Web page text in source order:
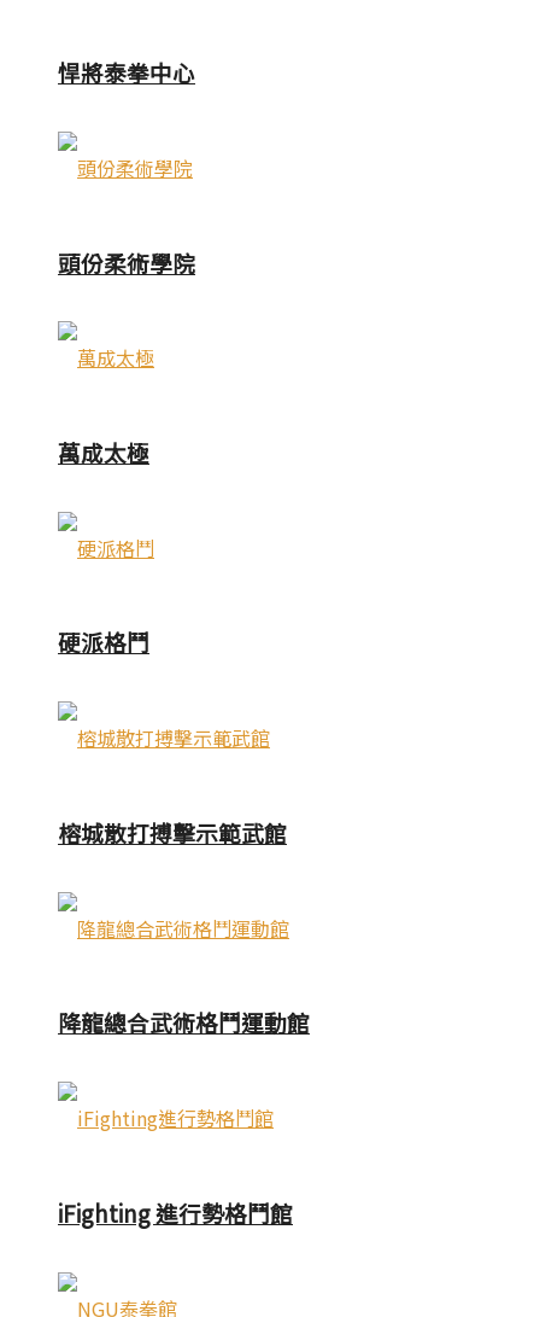
悍將泰拳中心
頭份柔術學院
萬成太極
硬派格鬥
榕城散打搏擊示範武館
降龍總合武術格鬥運動館
iFighting 進行勢格鬥館